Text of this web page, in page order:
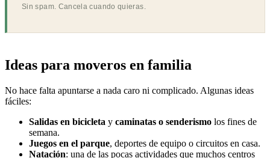
Sin spam. Cancela cuando quieras.
Ideas para moveros en familia
No hace falta apuntarse a nada caro ni complicado. Algunas ideas
fáciles:
Salidas en bicicleta y caminatas o senderismo los fines de
semana.
Juegos en el parque, deportes de equipo o circuitos en casa.
Natación: una de las pocas actividades que muchos centros